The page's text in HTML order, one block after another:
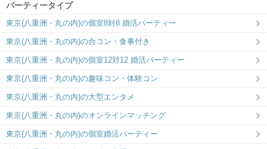
パーティータイプ
東京(八重洲・丸の内)の個室8対8 婚活パーティー
東京(八重洲・丸の内)の合コン・食事付き
東京(八重洲・丸の内)の個室12対12 婚活パーティー
東京(八重洲・丸の内)の趣味コン・体験コン
東京(八重洲・丸の内)の大型エンタメ
東京(八重洲・丸の内)のオンラインマッチング
東京(八重洲・丸の内)の個室婚活パーティー